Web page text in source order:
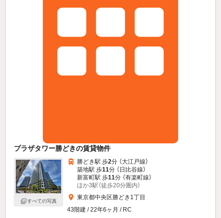
プラザタワー勝どきの賃貸物件
すべての写真
勝どき駅 歩2分 （大江戸線）
築地駅 歩11分 （日比谷線）
新富町駅 歩11分 （有楽町線）
ほか3駅（徒歩20分圏内）
東京都中央区勝どき1丁目
43階建 / 22年6ヶ月 / RC